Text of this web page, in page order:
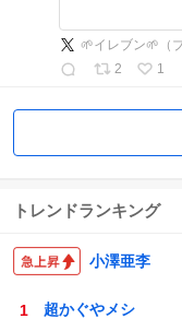
2
1
トレンドランキング
小澤亜李
超かぐやメシ